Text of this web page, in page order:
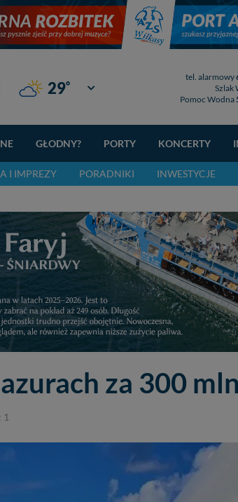
29° Giżycko
tel. alarmowy
Szlak
Pomoc Wodna
GŁODNY? PORTY KONCERTY
I IMPREZY PORADNIKI INWESTYCJE
za 300
1